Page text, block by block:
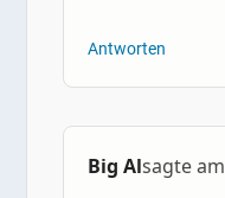
Antworten
Big Alsagte am